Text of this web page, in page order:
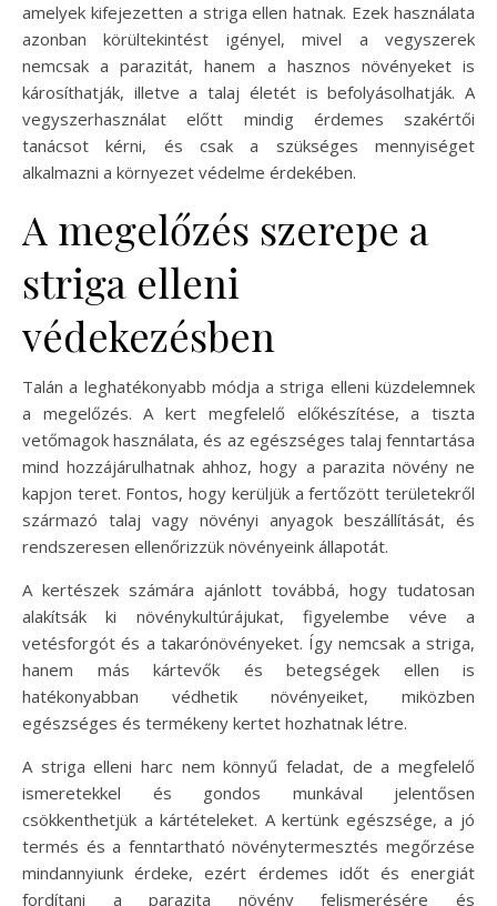
amelyek kifejezetten a striga ellen hatnak. Ezek használata
azonban körültekintést igényel, mivel a vegyszerek
nemcsak a parazitát, hanem a hasznos növényeket is
károsíthatják, illetve a talaj életét is befolyásolhatják. A
vegyszerhasználat előtt mindig érdemes szakértői
tanácsot kérni, és csak a szükséges mennyiséget
alkalmazni a környezet védelme érdekében.
A megelőzés szerepe a
striga elleni
védekezésben
Talán a leghatékonyabb módja a striga elleni küzdelemnek
a megelőzés. A kert megfelelő előkészítése, a tiszta
vetőmagok használata, és az egészséges talaj fenntartása
mind hozzájárulhatnak ahhoz, hogy a parazita növény ne
kapjon teret. Fontos, hogy kerüljük a fertőzött területekről
származó talaj vagy növényi anyagok beszállítását, és
rendszeresen ellenőrizzük növényeink állapotát.
A kertészek számára ajánlott továbbá, hogy tudatosan
alakítsák ki növénykultúrájukat, figyelembe véve a
vetésforgót és a takarónövényeket. Így nemcsak a striga,
hanem más kártevők és betegségek ellen is
hatékonyabban védhetik növényeiket, miközben
egészséges és termékeny kertet hozhatnak létre.
A striga elleni harc nem könnyű feladat, de a megfelelő
ismeretekkel és gondos munkával jelentősen
csökkenthetjük a kártételeket. A kertünk egészsége, a jó
termés és a fenntartható növénytermesztés megőrzése
mindannyiunk érdeke, ezért érdemes időt és energiát
fordítani a parazita növény felismerésére és